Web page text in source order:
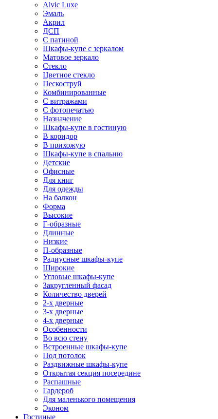
Alvic Luxe
Эмаль
Акрил
ДСП
С патиной
Шкафы-купе с зеркалом
Матовое зеркало
Стекло
Цветное стекло
Пескоструй
Комбинированные
С витражами
С фотопечатью
Назначение
Шкафы-купе в гостиную
В коридор
В прихожую
Шкафы-купе в спальню
Детские
Офисные
Для книг
Для одежды
На балкон
Форма
Высокие
Г-образные
Длинные
Низкие
П-образные
Радиусные шкафы-купе
Широкие
Угловые шкафы-купе
Закругленный фасад
Количество дверей
2-х дверные
3-х дверные
4-х дверные
Особенности
Во всю стену
Встроенные шкафы-купе
Под потолок
Раздвижные шкафы-купе
Открытая секция посередине
Распашные
Гардероб
Для маленького помещения
Эконом
Гостиные